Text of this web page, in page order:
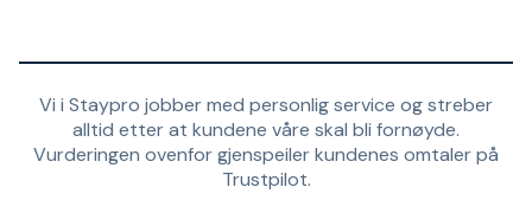
Vi i Staypro jobber med personlig service og streber
alltid etter at kundene våre skal bli fornøyde.
Vurderingen ovenfor gjenspeiler kundenes omtaler på
Trustpilot.